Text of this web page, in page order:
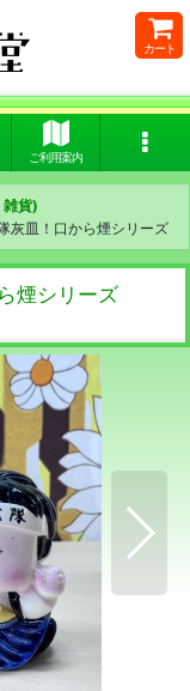
カート
ご利用案内
貨)
皿！口から煙シリーズ
煙シリーズ